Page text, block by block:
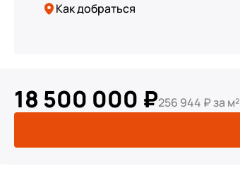
Как добраться
18 500 000 ₽256 944 ₽ за м²